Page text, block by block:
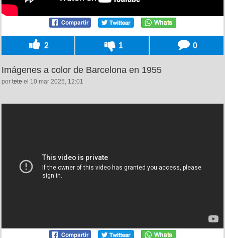
2 1 0
Imágenes a color de Barcelona en 1955
por tete el 10 mar 2025, 12:01